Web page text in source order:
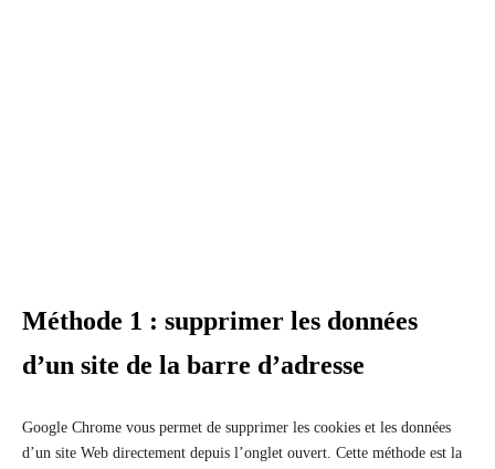
Méthode 1 : supprimer les données
d’un site de la barre d’adresse
Google Chrome vous permet de supprimer les cookies et les données
d’un site Web directement depuis l’onglet ouvert. Cette méthode est la